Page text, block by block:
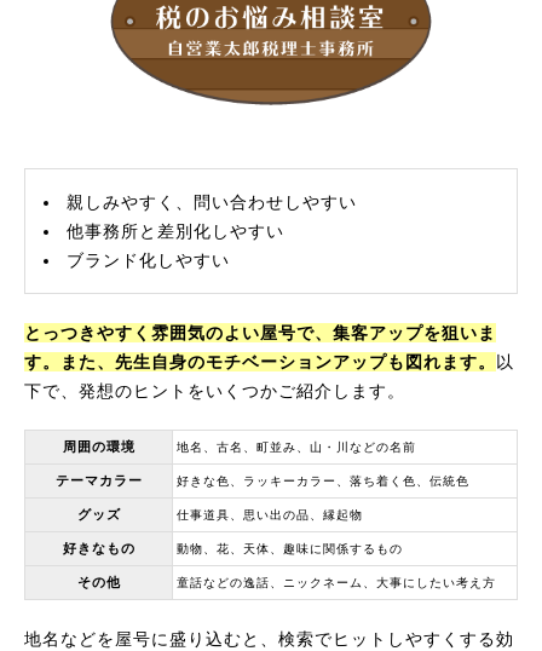
親しみやすく、問い合わせしやすい
他事務所と差別化しやすい
ブランド化しやすい
とっつきやすく雰囲気のよい屋号で、集客アップを狙いま
す。また、先生自身のモチベーションアップも図れます。
以
下で、発想のヒントをいくつかご紹介します。
周囲の環境 地名、古名、町並み、山・川などの名前
テーマカラー 好きな色、ラッキーカラー、落ち着く色、伝統色
グッズ 仕事道具、思い出の品、縁起物
好きなもの 動物、花、天体、趣味に関係するもの
その他 童話などの逸話、ニックネーム、大事にしたい考え方
地名などを屋号に盛り込むと、検索でヒットしやすくする効